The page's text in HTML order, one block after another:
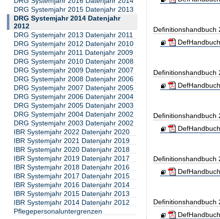
Definitionshandbuch
Definitionshandbuch
Definitionshandbuch
Definitionshandbuch
Definitionshandbuch
DRG Systemjahr 2015 Datenjahr 2013
DRG Systemjahr 2014 Datenjahr
2012
DRG Systemjahr 2013 Datenjahr 2011
DRG Systemjahr 2012 Datenjahr 2010
DRG Systemjahr 2011 Datenjahr 2009
DRG Systemjahr 2010 Datenjahr 2008
DRG Systemjahr 2009 Datenjahr 2007
DRG Systemjahr 2008 Datenjahr 2006
DRG Systemjahr 2007 Datenjahr 2005
DRG Systemjahr 2006 Datenjahr 2004
DRG Systemjahr 2005 Datenjahr 2003
DRG Systemjahr 2004 Datenjahr 2002
DRG Systemjahr 2003 Datenjahr 2002
IBR Systemjahr 2022 Datenjahr 2020
IBR Systemjahr 2021 Datenjahr 2019
IBR Systemjahr 2020 Datenjahr 2018
IBR Systemjahr 2019 Datenjahr 2017
IBR Systemjahr 2018 Datenjahr 2016
IBR Systemjahr 2017 Datenjahr 2015
IBR Systemjahr 2016 Datenjahr 2014
IBR Systemjahr 2015 Datenjahr 2013
IBR Systemjahr 2014 Datenjahr 2012
Pflegepersonaluntergrenzen